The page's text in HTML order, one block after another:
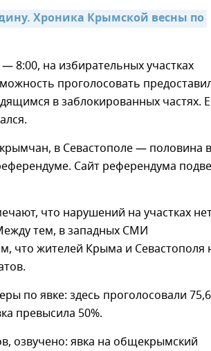
Хроника Крымской весны по
8:00, на избирательных участках
проголосовать
в заблокированных частях.
в Севастополе — половина
Сайт референдума
что нарушений на участках
тем, в западных СМИ
что жителей Крыма и Севастополя
по явке: здесь проголосовали
превысила 50%.
озвучено: явка на общекрымский